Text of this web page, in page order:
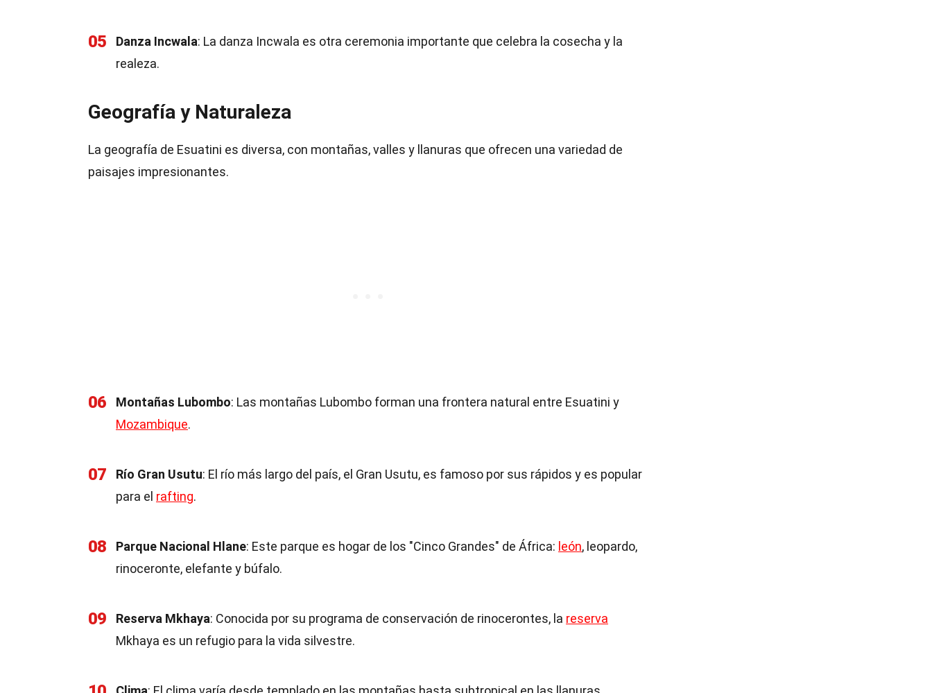
05 Danza Incwala: La danza Incwala es otra ceremonia importante que celebra la cosecha y la
realeza.
Geografía y Naturaleza
La geografía de Esuatini es diversa, con montañas, valles y llanuras que ofrecen una variedad de
paisajes impresionantes.
06 Montañas Lubombo: Las montañas Lubombo forman una frontera natural entre Esuatini y
Mozambique.
07 Río Gran Usutu: El río más largo del país, el Gran Usutu, es famoso por sus rápidos y es popular
para el rafting.
08 Parque Nacional Hlane: Este parque es hogar de los "Cinco Grandes" de África: león, leopardo,
rinoceronte, elefante y búfalo.
09 Reserva Mkhaya: Conocida por su programa de conservación de rinocerontes, la reserva
Mkhaya es un refugio para la vida silvestre.